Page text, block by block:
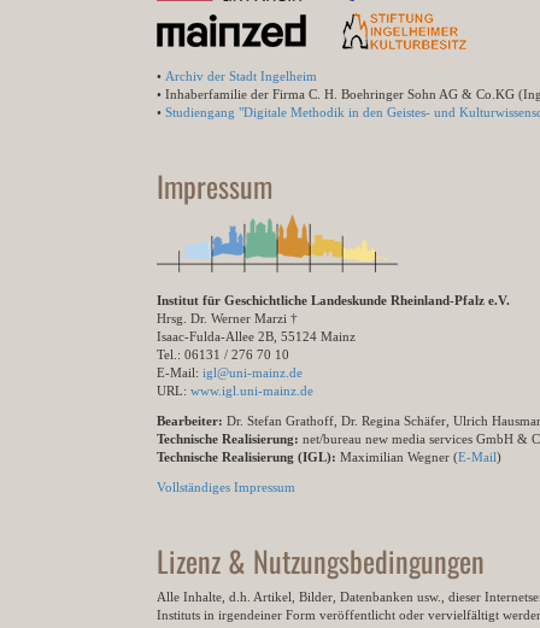
• Archiv der Stadt Ingelheim
• Inhaberfamilie der Firma C. H. Boehringer Sohn AG & Co.KG
• Studiengang "Digitale Methodik in den Geistes- und
Impressum
Institut für Geschichtliche Landeskunde Rheinland-Pfalz e.V.
Hrsg. Dr. Werner Marzi †
Isaac-Fulda-Allee 2B, 55124 Mainz
Tel.: 06131 / 276 70 10
E-Mail: igl@uni-mainz.de
URL: www.igl.uni-mainz.de
Bearbeiter: Dr. Stefan Grathoff, Dr. Regina Schäfer, Ulrich
Technische Realisierung: net/bureau new media services GmbH &
Technische Realisierung (IGL): Maximilian Wegner (E-Mail)
Vollständiges Impressum
Lizenz & Nutzungsbedingungen
Alle Inhalte, d.h. Artikel, Bilder, Datenbanken usw., dieser
Instituts in irgendeiner Form veröffentlicht oder vervielfältigt